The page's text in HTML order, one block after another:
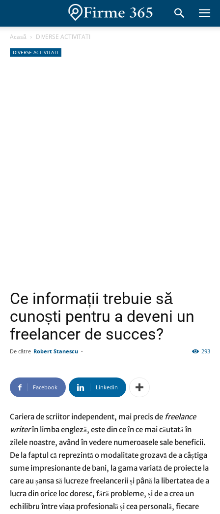
Acasă DIVERSE ACTIVITATI
DIVERSE ACTIVITATI
Ce informații trebuie să
cunoști pentru a deveni un
freelancer de succes?
De către Robert Stanescu - 293
Facebook Linkedin
Cariera de scriitor independent, mai precis de freelance
writerîn limba engleză, este din ce în ce mai căutată în
zilele noastre, având în vedere numeroasele sale beneficii.
De la faptul că reprezintă o modalitate grozavă de a câștiga
sume impresionante de bani, la gama variată de proiecte la
care au șansa să lucreze freelancerii și până la libertatea de a
lucra din orice loc doresc, fără probleme, și de a crea un
echilibru între viața profesională și cea personală, fiecare